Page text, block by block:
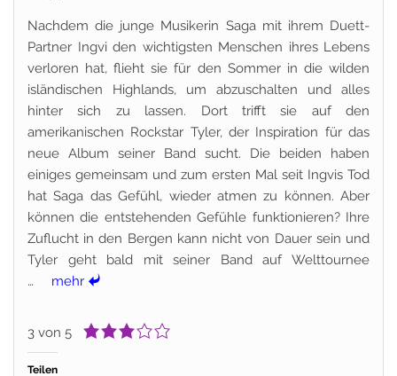
Nachdem die junge Musikerin Saga mit ihrem Duett-
Partner Ingvi den wichtigsten Menschen ihres Lebens
verloren hat, flieht sie für den Sommer in die wilden
isländischen Highlands, um abzuschalten und alles
hinter sich zu lassen. Dort trifft sie auf den
amerikanischen Rockstar Tyler, der Inspiration für das
neue Album seiner Band sucht. Die beiden haben
einiges gemeinsam und zum ersten Mal seit Ingvis Tod
hat Saga das Gefühl, wieder atmen zu können. Aber
können die entstehenden Gefühle funktionieren? Ihre
Zuflucht in den Bergen kann nicht von Dauer sein und
Tyler geht bald mit seiner Band auf Welttournee
… mehr
3 von 5
Teilen